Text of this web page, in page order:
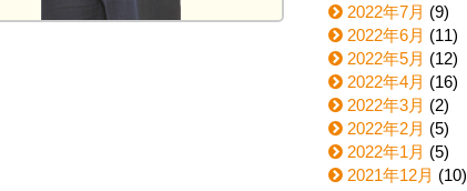
2022年7月 (9)
2022年6月 (11)
2022年5月 (12)
2022年4月 (16)
2022年3月 (2)
2022年2月 (5)
2022年1月 (5)
2021年12月 (10)